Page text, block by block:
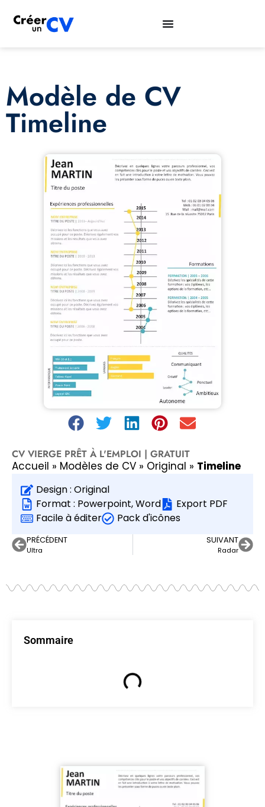
Modèle de CV
Timeline
CV VIERGE PRÊT À L'EMPLOI | GRATUIT
Accueil » Modèles de CV » Original » Timeline
Design : Original
Format : Powerpoint,Word
Export PDF
Facile à éditer
Pack d'icônes
PRÉCÉDENT
Ultra
SUIVANT
Radar
Sommaire